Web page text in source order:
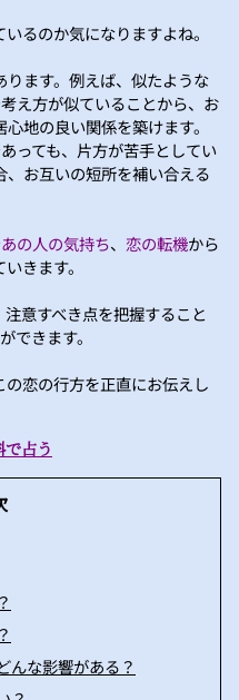
るのか気になりますよね。
ます。例えば、似たような
え方が似ていることから、お
地の良い関係を築けます。
っても、片方が苦手としてい
お互いの短所を補い合える
あの人の気持ち、 恋の転機から
きます。
意すべき点を把握すること
できます。
の恋の行方を正直にお伝えし
占う
んな影響がある？